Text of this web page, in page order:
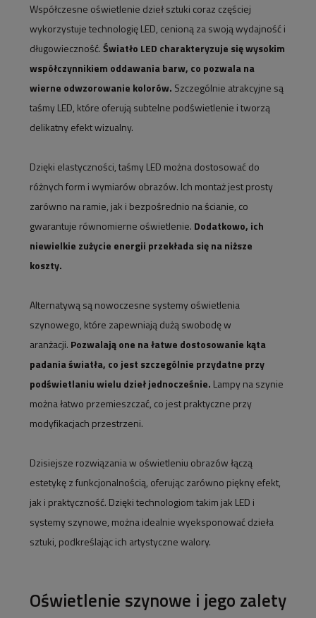
Współczesne oświetlenie dzieł sztuki coraz częściej
wykorzystuje technologię LED, cenioną za swoją wydajność i
długowieczność.Światło LED charakteryzuje się wysokim
współczynnikiem oddawania barw, co pozwala na
wierne odwzorowanie kolorów. Szczególnie atrakcyjne są
taśmy LED, które oferują subtelne podświetlenie i tworzą
delikatny efekt wizualny.
Dzięki elastyczności, taśmy LED można dostosować do
różnych form i wymiarów obrazów. Ich montaż jest prosty
zarówno na ramie, jak i bezpośrednio na ścianie, co
gwarantuje równomierne oświetlenie. Dodatkowo, ich
niewielkie zużycie energii przekłada się na niższe
koszty.
Alternatywą są nowoczesne systemy oświetlenia
szynowego, które zapewniają dużą swobodę w
aranżacji. Pozwalają one na łatwe dostosowanie kąta
padania światła, co jest szczególnie przydatne przy
podświetlaniu wielu dzieł jednocześnie. Lampy na szynie
można łatwo przemieszczać, co jest praktyczne przy
modyfikacjach przestrzeni.
Dzisiejsze rozwiązania w oświetleniu obrazów łączą
estetykę z funkcjonalnością, oferując zarówno piękny efekt,
jak i praktyczność. Dzięki technologiom takim jak LED i
systemy szynowe, można idealnie wyeksponować dzieła
sztuki, podkreślając ich artystyczne walory.
Oświetlenie szynowe i jego zalety